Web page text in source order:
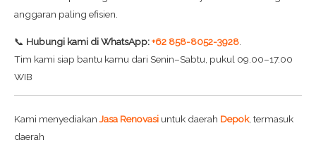
anggaran paling efisien.
📞 Hubungi kami di WhatsApp:+62 858-8052-3928
Tim kami siap bantu kamu dari Senin–Sabtu, pukul 09.00–17.00
WIB
Kami menyediakan Jasa Renovasi untuk daerah Depok, termasuk
daerah